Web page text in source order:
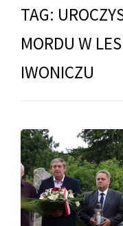
TAG:
MORDU W
IWONICZU